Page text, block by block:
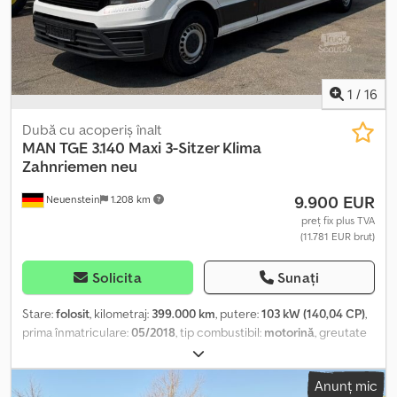
1 / 16
Neuenstein 1.208 km
Dubă cu acoperiș înalt
MAN TGE 3.140 Maxi 3-Sitzer Klima
Zahnriemen neu
9.900 EUR
preț fix plus TVA
(11.781 EUR brut)
Solicita Sunați
Stare:folosit, kilometraj: 399.000 km, putere:103 kW (140,04 CP),
prima înmatriculare:05/2018, tip combustibil: motorină, greutate
, tip de angrenaj:
locuri:3, volumul spațiului de încărcare:14 m³, lungimea spațiului
de încărcare:
, lățimea spațiului de încărcare: 1.770 mm,
Anunț mic